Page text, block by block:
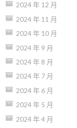
2024 年 12 月
2024 年 11 月
2024 年 10 月
2024 年 9 月
2024 年 8 月
2024 年 7 月
2024 年 6 月
2024 年 5 月
2024 年 4 月